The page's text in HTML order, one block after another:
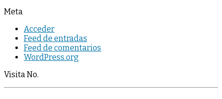
Meta
Acceder
Feed de entradas
Feed de comentarios
WordPress.org
Visita No.